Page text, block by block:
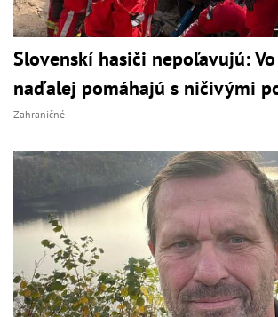
Slovenskí hasiči nepoľavujú:
naďalej pomáhajú s ničivými
Zahraničné